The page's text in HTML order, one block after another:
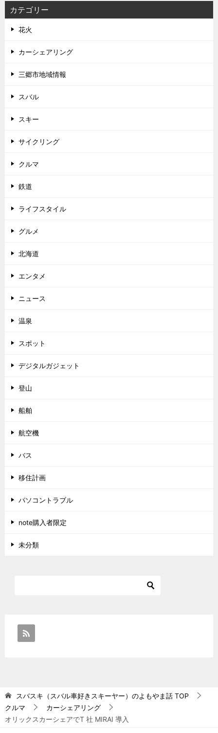
カテゴリー
花火
カーシェアリング
三郷市地域情報
スバル
スキー
サイクリング
クルマ
鉄道
ライフスタイル
グルメ
北海道
エンタメ
ニュース
温泉
スポット
デジタルガジェット
登山
船舶
航空機
バス
移住計画
パソコントラブル
note購入者限定
未分類
スバスキ（スバル車好きスキーヤー）のよもやま話 TOP
クルマ
カーシェアリング
オリックスカーシェアでT 社 MIRAI 導入